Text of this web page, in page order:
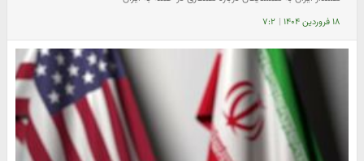
۱۸ فروردین ۱۴۰۴ | ۷:۲